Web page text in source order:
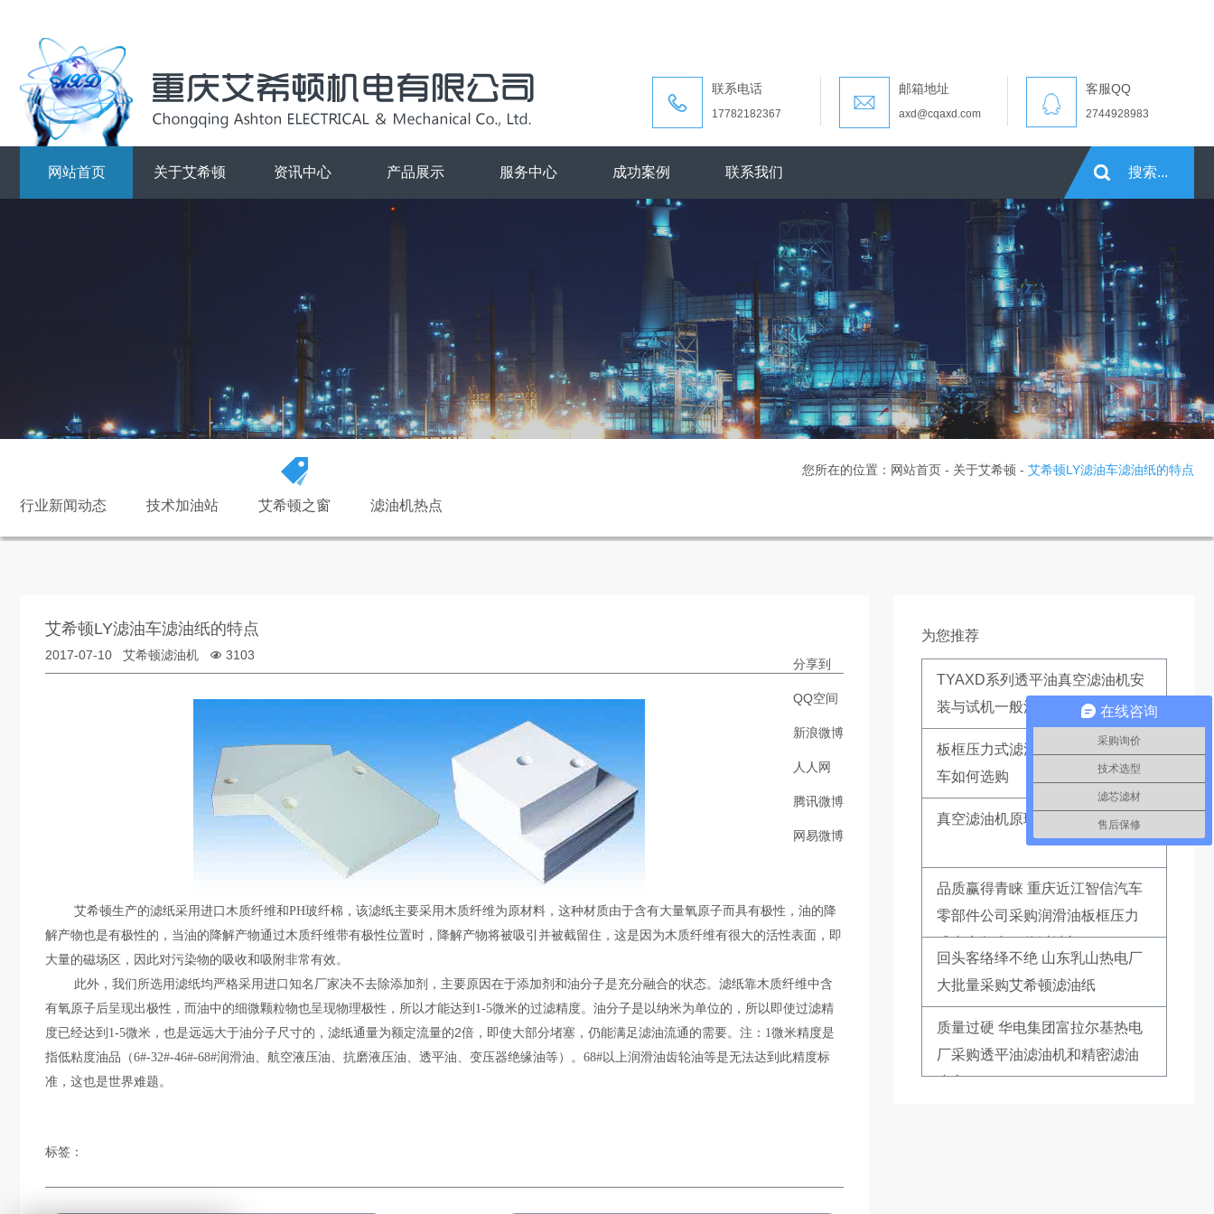

联系电话
17782182367 
邮箱地址
axd@cqaxd.com
客服QQ
2744928983
网站首页 关于艾希顿 资讯中心 产品展示 服务中心 成功案例 联系我们  搜索...
行业新闻动态 技术加油站 艾希顿之窗 滤油机热点
您所在的位置： 网站首页 - 关于艾希顿 - 艾希顿LY滤油车滤油纸的特点
艾希顿LY滤油车滤油纸的特点
2017-07-10 艾希顿滤油机  3103
分享到
QQ空间
新浪微博
人人网
腾讯微博
网易微博
艾希顿生产的滤纸采用进口木质纤维和PH玻纤棉，该滤纸主要采用木质纤维为原材料，这种材质由于含有大量氧原子而具有极性，油的降
解产物也是有极性的，当油的降解产物通过木质纤维带有极性位置时，降解产物将被吸引并被截留住，这是因为木质纤维有很大的活性表面，即
大量的磁场区，因此对污染物的吸收和吸附非常有效。
此外，我们所选用滤纸均严格采用进口知名厂家决不去除添加剂，主要原因在于添加剂和油分子是充分融合的状态。滤纸靠木质纤维中含
有氧原子后呈现出极性，而油中的细微颗粒物也呈现物理极性，所以才能达到1-5微米的过滤精度。油分子是以纳米为单位的，所以即使过滤精
度已经达到1-5微米，也是远远大于油分子尺寸的， 滤纸通量为额定流量的2倍，即使大部分堵塞，仍能满足滤油流通的需要。 注： 1微米精度是
指低粘度油品（6#-32#-46#-68#润滑油、航空液压油、抗磨液压油、透平油、变压器绝缘油等）。68#以上润滑油齿轮油等是无法达到此精度标
准，这也是世界难题。
标签：
为您推荐
TYAXD系列透平油真空滤油机安
装与试机一般流程
板框压力式滤油机和精密滤油小
车如何选购
真空滤油机原理
品质赢得青睐 重庆近江智信汽车
零部件公司采购润滑油板框压力
式真空复合一体过滤机
回头客络绎不绝 山东乳山热电厂
大批量采购艾希顿滤油纸
质量过硬 华电集团富拉尔基热电
厂采购透平油滤油机和精密滤油
小车
在线咨询
采购询价
技术选型
滤芯滤材
售后保修